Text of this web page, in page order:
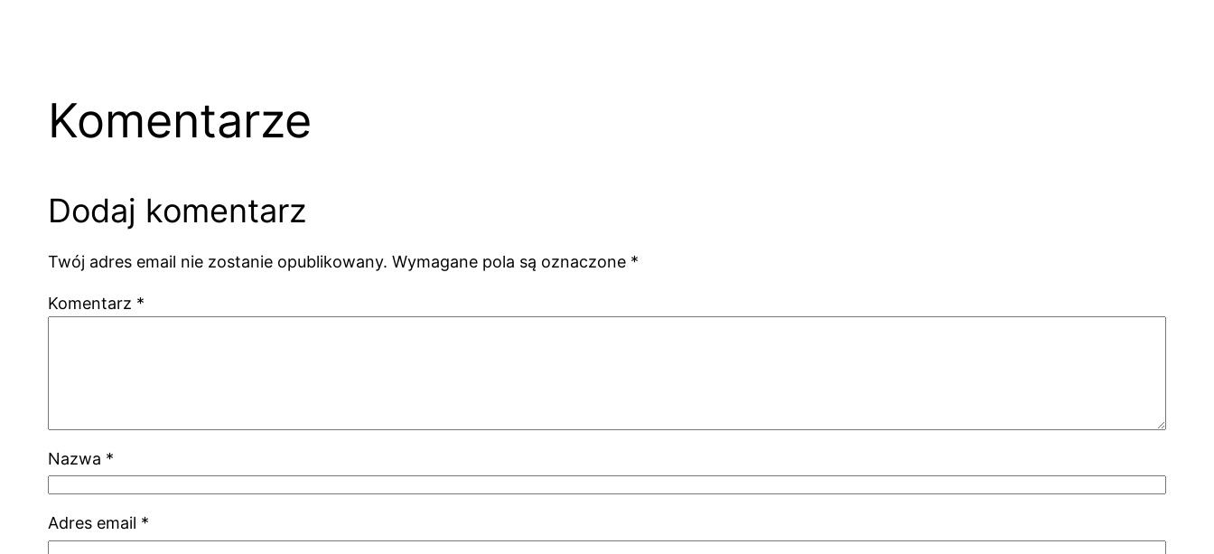
Komentarze
Dodaj komentarz
Twój adres email nie zostanie opublikowany. Wymagane pola są oznaczone *
Komentarz *
Nazwa *
Adres email *